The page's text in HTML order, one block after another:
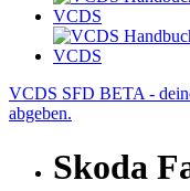
VCDS SFD BETA -
abgeben.
Skoda